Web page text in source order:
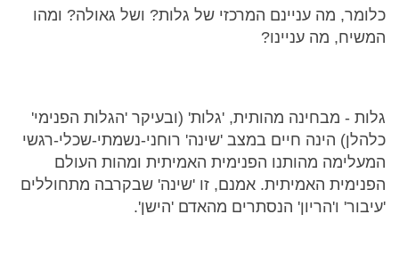
כלומר, מה עניינם המרכזי של גלות? ושל גאולה? ומהו
המשיח, מה עניינו?
גלות - מבחינה מהותית, 'גלות' (ובעיקר 'הגלות הפנימי'
כלהלן) הינה חיים במצב 'שינה' רוחני-נשמתי-שכלי-רגשי
המעלימה מהותנו הפנימית האמיתית ומהות העולם
הפנימית האמיתית. אמנם, זו 'שינה' שבקרבה מתחוללים
'עיבור' ו'הריון' הנסתרים מהאדם 'הישן'.